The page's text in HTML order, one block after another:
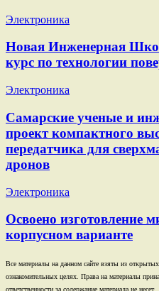
Электроника
Новая Инженерная
курс по технологии
Электроника
Самарские ученые и
проект компактного
передатчика для
дронов
Электроника
Освоено изготовление
корпусном варианте
Все материалы на данном сайте взяты из
ознакомительных целях. Права на материалы
ответственности за содержание материала не несет.